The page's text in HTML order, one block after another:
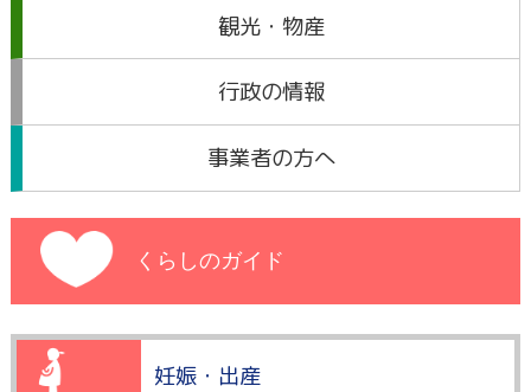
観光・物産
行政の情報
事業者の方へ
くらしのガイド
妊娠・出産